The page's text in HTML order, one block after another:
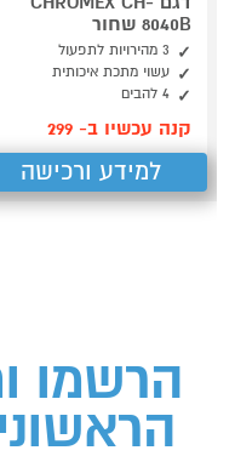
8040B שחור
3 מהירויות לתפעול
עשוי מתכת איכותית
4 להבים
קנה עכשיו ב- 299
למידע ורכישה
הרשמו